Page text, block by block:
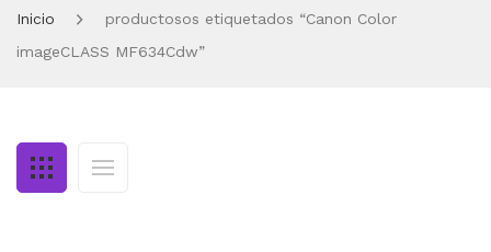
TIENDA
MI CUENTA
Inicio
productosos etiquetados “Canon Color
imageCLASS MF634Cdw”